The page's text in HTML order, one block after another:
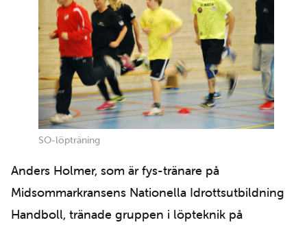
SO-löpträning
Anders Holmer, som är fys-tränare på
Midsommarkransens Nationella Idrottsutbildning
Handboll, tränade gruppen i löpteknik på